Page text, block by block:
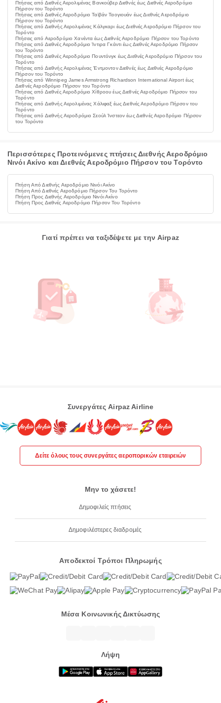
Πτήσεις από Διεθνές Αερολιμένας Βανκούβερ Διεθνές έως Διεθνές Αεροδρόμιο
Πήρσον του Τορόντο
Πτήσεις από Διεθνές Αεροδρόμιο Ταϊβάν Ταογιουάν έως Διεθνές Αεροδρόμιο
Πήρσον του Τορόντο
Πτήσεις από Διεθνής Αερολιμένας Κάλγκαρι έως Διεθνές Αεροδρόμιο Πήρσον του
Τορόντο
Πτήσεις από Αεροδρόμιο Χανέντα έως Διεθνές Αεροδρόμιο Πήρσον του Τορόντο
Πτήσεις από Διεθνές Αεροδρόμιο Ίντιρα Γκάντι έως Διεθνές Αεροδρόμιο Πήρσον
του Τορόντο
Πτήσεις από Διεθνές Αεροδρόμιο Πουντόνγκ έως Διεθνές Αεροδρόμιο Πήρσον του
Τορόντο
Πτήσεις από Διεθνής Αερολιμένας Έντμοντον Διεθνές έως Διεθνές Αεροδρόμιο
Πήρσον του Τορόντο
Πτήσεις από Winnipeg James Armstrong Richardson International Airport έως
Διεθνές Αεροδρόμιο Πήρσον του Τορόντο
Πτήσεις από Διεθνές Αεροδρόμιο Χίθροου έως Διεθνές Αεροδρόμιο Πήρσον του
Τορόντο
Πτήσεις από Διεθνής Αερολιμένας Χάλιφαξ έως Διεθνές Αεροδρόμιο Πήρσον του
Τορόντο
Πτήσεις από Διεθνής Αεροδρόμιο Σεούλ Ίνστεον έως Διεθνές Αεροδρόμιο Πήρσον
του Τορόντο
Περισσότερες Προτεινόμενες πτήσεις Διεθνής Αεροδρόμιο
Νινόι Ακίνο και Διεθνές Αεροδρόμιο Πήρσον του Τορόντο
Πτήση Από Διεθνής Αεροδρόμιο Νινόι Ακίνο
Πτήση Από Διεθνές Αεροδρόμιο Πήρσον Του Τορόντο
Πτήση Προς Διεθνής Αεροδρόμιο Νινόι Ακίνο
Πτήση Προς Διεθνές Αεροδρόμιο Πήρσον Του Τορόντο
Γιατί πρέπει να ταξιδέψετε με την Airpaz
Συνεργάτες Airpaz Airline
Δείτε όλους τους συνεργάτες αεροπορικών εταιρειών
Μην το χάσετε!
Δημοφιλείς πτήσεις
Δημοφιλέστερες διαδρομές
Αποδεκτοί Τρόποι Πληρωμής
Μέσα Κοινωνικής Δικτύωσης
Λήψη